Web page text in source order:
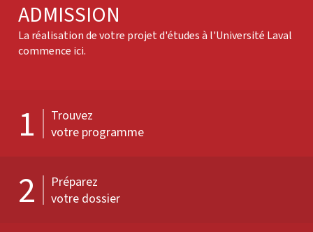
ADMISSION
La réalisation de votre projet d'études à l'Université Laval
commence ici.
1
Trouvez
votre programme
2
Préparez
votre dossier